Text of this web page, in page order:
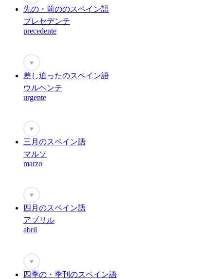
先の・前ののスペイン語
プレセデンテ
precedente
♥
差し迫ったのスペイン語
ウルヘンテ
urgente
♥
三月のスペイン語
マルソ
marzo
♥
四月のスペイン語
アブリル
abril
♥
四季の・季刊のスペイン語